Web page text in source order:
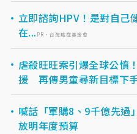
立即諮詢HPV！是對自己
在... PR・台灣癌症基金會
虐殺旺旺案引爆全球公憤
援 再傳男童尋新目標下
喊話「軍購8、9千億先
放明年度預算